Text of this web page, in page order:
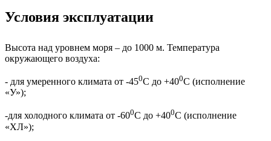
Условия эксплуатации
Высота над уровнем моря – до 1000 м. Температура
окружающего воздуха:
- для умеренного климата от -450С до +400С (исполнение
«У»);
-для холодного климата от -600С до +400С (исполнение
«ХЛ»);